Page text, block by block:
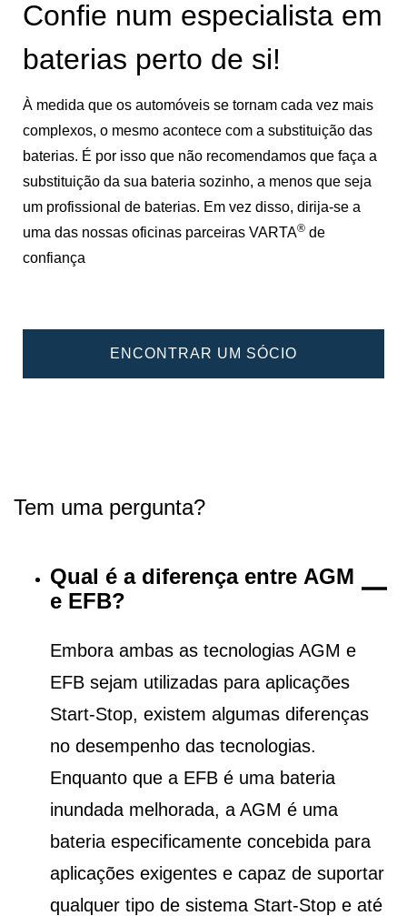
Confie num especialista em
baterias perto de si!
À medida que os automóveis se tornam cada vez mais
complexos, o mesmo acontece com a substituição das
baterias. É por isso que não recomendamos que faça a
substituição da sua bateria sozinho, a menos que seja
um profissional de baterias. Em vez disso, dirija-se a
uma das nossas oficinas parceiras VARTA® de
confiança
ENCONTRAR UM SÓCIO
Tem uma pergunta?
Qual é a diferença entre AGM
e EFB?
Embora ambas as tecnologias AGM e
EFB sejam utilizadas para aplicações
Start-Stop, existem algumas diferenças
no desempenho das tecnologias.
Enquanto que a EFB é uma bateria
inundada melhorada, a AGM é uma
bateria especificamente concebida para
aplicações exigentes e capaz de suportar
qualquer tipo de sistema Start-Stop e até